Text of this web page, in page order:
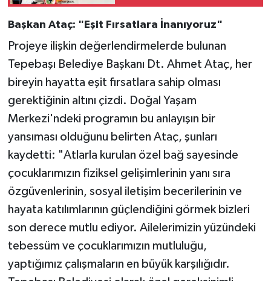
Başkan Ataç: "Eşit Fırsatlara İnanıyoruz"
Projeye ilişkin değerlendirmelerde bulunan
Tepebaşı Belediye Başkanı Dt. Ahmet Ataç, her
bireyin hayatta eşit fırsatlara sahip olması
gerektiğinin altını çizdi. Doğal Yaşam
Merkezi'ndeki programın bu anlayışın bir
yansıması olduğunu belirten Ataç, şunları
kaydetti: "Atlarla kurulan özel bağ sayesinde
çocuklarımızın fiziksel gelişimlerinin yanı sıra
özgüvenlerinin, sosyal iletişim becerilerinin ve
hayata katılımlarının güçlendiğini görmek bizleri
son derece mutlu ediyor. Ailelerimizin yüzündeki
tebessüm ve çocuklarımızın mutluluğu,
yaptığımız çalışmaların en büyük karşılığıdır.